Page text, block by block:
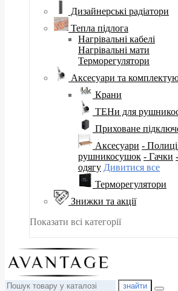
Дизайнерські радіатори
Тепла підлога
Нагрівальні кабелі
Нагрівальні мати
Терморегулятори
Аксесуари та
Крани
ТЕНи для
Приховане
Аксесуари -
рушникосушок - Гачки
одягу Дивитися все
Терморегулятори
Знижки та акції
Показати всі категорії
знайти